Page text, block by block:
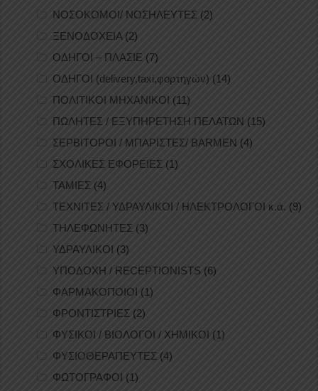
ΝΟΣΟΚΟΜΟΙ/ ΝΟΣΗΛΕΥΤΕΣ (2)
ΞΕΝΟΔΟΧΕΙΑ(2)
ΟΔΗΓΟΙ – ΠΛΑΣΙΕ (7)
ΟΔΗΓΟΙ (delivery,taxi,φορτηγών) (14)
ΠΟΛΙΤΙΚΟΙ ΜΗΧΑΝΙΚΟΙ (11)
ΠΩΛΗΤΕΣ / ΕΞΥΠΗΡΕΤΗΣΗ ΠΕΛΑΤΩΝ (15)
ΣΕΡΒΙΤΟΡΟΙ / ΜΠΑΡΙΣΤΕΣ/ BARMEN (4)
ΣΧΟΛΙΚΕΣ ΕΦΟΡΕΙΕΣ (1)
ΤΑΜΙΕΣ (4)
ΤΕΧΝΙΤΕΣ / ΥΔΡΑΥΛΙΚΟΙ / ΗΛΕΚΤΡΟΛΟΓΟΙ κ.ά. (9)
ΤΗΛΕΦΩΝΗΤΕΣ (3)
ΥΔΡΑΥΛΙΚΟΙ (3)
ΥΠΟΔΟΧΗ / RECEPTIONISTS (6)
ΦΑΡΜΑΚΟΠΟΙΟΙ (1)
ΦΡΟΝΤΙΣΤΡΙΕΣ (2)
ΦΥΣΙΚΟΙ / ΒΙΟΛΟΓΟΙ / ΧΗΜΙΚΟΙ (1)
ΦΥΣΙΟΘΕΡΑΠΕΥΤΕΣ (4)
ΦΩΤΟΓΡΑΦΟΙ (1)